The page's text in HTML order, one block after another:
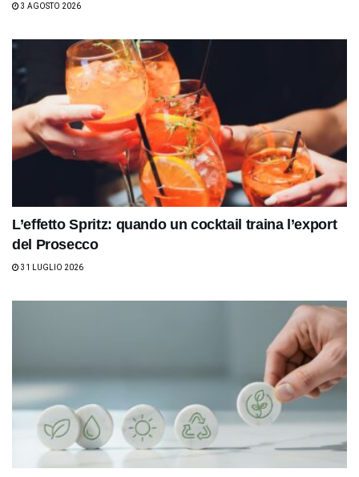
3 AGOSTO 2026
L’effetto Spritz: quando un cocktail traina l’export
del Prosecco
31 LUGLIO 2026